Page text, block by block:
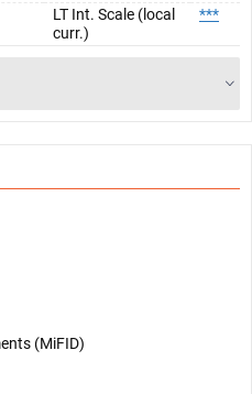
LT Int. Scale (local
curr.)
***
(MiFID)